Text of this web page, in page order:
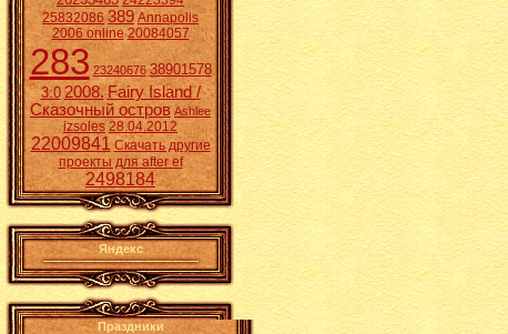
25832086 389 Annapolis
2006 online 20084057
283 23240676 38901578
3:0 2008. Fairy Island /
Сказочный остров Ashlee
izsoles 28.04.2012
22009841 Скачать другие
проекты для after ef
2498184
Яндекс
Праздники